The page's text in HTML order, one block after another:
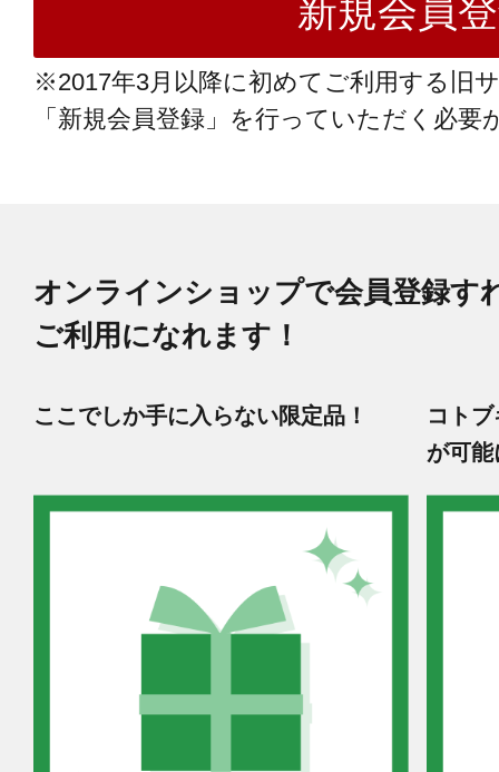
※2017年3月以降に初めてご利用する旧
「新規会員登録」を行っていただく必要
オンラインショップで会員登録す
ご利用になれます！
ここでしか手に入らない限定品！
コト
が可能